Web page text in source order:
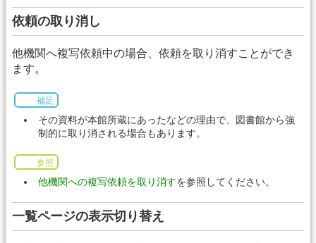
依頼の取り消し
他機関へ複写依頼中の場合、依頼を取り消すことができ
ます。
補足
その資料が本館所蔵にあったなどの理由で、図書館から強
制的に取り消される場合もあります。
参照
他機関への複写依頼を取り消すを参照してください。
一覧ページの表示切り替え